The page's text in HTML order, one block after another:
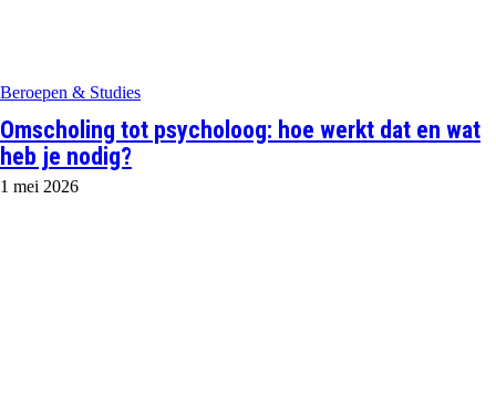
Beroepen & Studies
Omscholing tot psycholoog: hoe werkt dat en wat
heb je nodig?
1 mei 2026